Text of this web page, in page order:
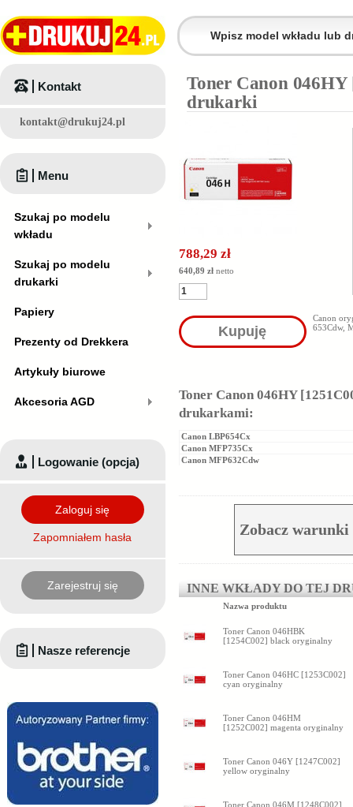
Toner Canon
drukarki
788,29 zł
640,89 zł netto
Kupuję
Canon
653Cdw,
Toner Canon 046HY
drukarkami:
Canon LBP654Cx
Canon MFP735Cx
Canon MFP632Cdw
Zobacz
INNE WKŁADY DO TEJ
Nazwa produktu
Toner Canon 046HBK
[1254C002] black oryginalny
Toner Canon 046HC [1253C002]
cyan oryginalny
Toner Canon 046HM
[1252C002] magenta oryginalny
Toner Canon 046Y [1247C002]
yellow oryginalny
Toner Canon 046M [1248C002]
Kontakt
kontakt@drukuj24.pl
Menu
Szukaj po modelu
wkładu
Szukaj po modelu
drukarki
Papiery
Prezenty od Drekkera
Artykuły biurowe
Akcesoria AGD
Logowanie (opcja)
Zaloguj się
Zapomniałem hasła
Zarejestruj się
Nasze referencje